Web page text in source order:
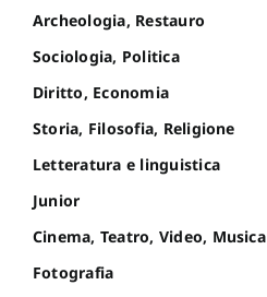
Archeologia, Restauro
Sociologia, Politica
Diritto, Economia
Storia, Filosofia, Religione
Letteratura e linguistica
Junior
Cinema, Teatro, Video, Musica
Fotografia